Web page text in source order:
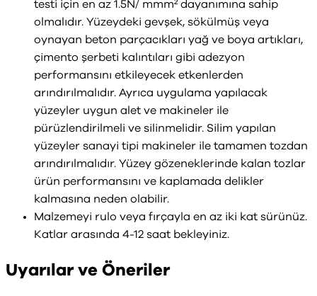
testi için en az 1.5N/ mmm² dayanımına sahip
olmalıdır. Yüzeydeki gevşek, sökülmüş veya
oynayan beton parçacıkları yağ ve boya artıkları,
çimento şerbeti kalıntıları gibi adezyon
performansını etkileyecek etkenlerden
arındırılmalıdır. Ayrıca uygulama yapılacak
yüzeyler uygun alet ve makineler ile
pürüzlendirilmeli ve silinmelidir. Silim yapılan
yüzeyler sanayi tipi makineler ile tamamen tozdan
arındırılmalıdır. Yüzey gözeneklerinde kalan tozlar
ürün performansını ve kaplamada delikler
kalmasına neden olabilir.
Malzemeyi rulo veya fırçayla en az iki kat sürünüz.
Katlar arasında 4-12 saat bekleyiniz.
Uyarılar ve Öneriler